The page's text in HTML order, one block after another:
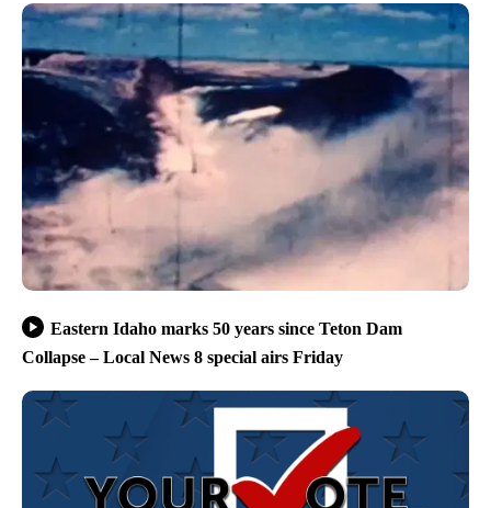
Eastern Idaho marks 50 years since Teton Dam
Collapse – Local News 8 special airs Friday